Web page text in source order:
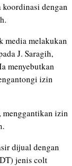
dengan
media melakukan
J. Saragih,
menyebutkan
izin
menggantikan izin
dijual dengan
jenis colt